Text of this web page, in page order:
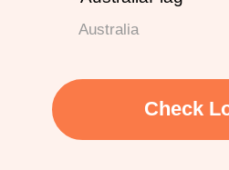
Australia
Check